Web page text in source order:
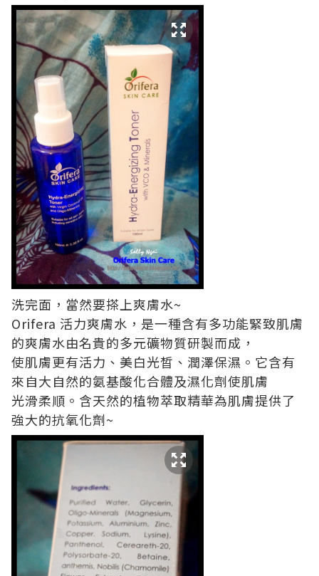
洗完面，當然要搽上爽膚水~
Orifera 活力爽膚水，是一種含有多功能緊致肌膚
的爽膚水由名貴的多元礦物質研製而成，
使肌膚更有活力、美白光晳、潤澤保濕。它含有
來自大自然的氨基酸化合體及濕化劑使肌膚
光滑柔順。含天然的植物萃取精華為肌膚提供了
強大的抗氧化劑~